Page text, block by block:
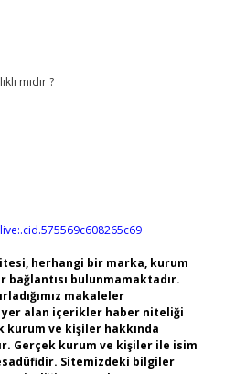
mıdır ?
herhangi bir marka, kurum
bağlantısı bulunmamaktadır.
makaleler
yer alan içerikler haber niteliği
kurum ve kişiler hakkında
Gerçek kurum ve kişiler ile isim
Sitemizdeki bilgiler